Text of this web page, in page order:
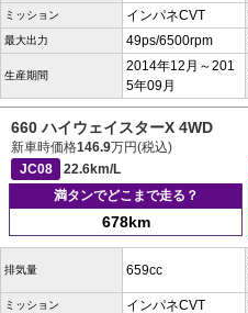
ミッション インパネCVT
最大出力 49ps/6500rpm
生産期間
2014年12月～201
5年09月
660 ハイウェイスターX 4WD
新車時価格146.9万円(税込)
JC08
22.6km/L
満タンでどこまで走る？
678km
排気量 659cc
ミッション インパネCVT